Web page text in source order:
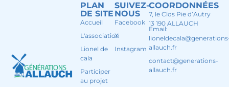
SUIVEZ-
NOUS
Facebook
X
Instagram
PLAN
DE SITE
Accueil
L'association
Lionel de
cala
Participer
au projet
COORDONNÉES
7, le Clos Pie d’Autry
13 190 ALLAUCH
Email:
allauch.fr
contact@generations-
allauch.fr